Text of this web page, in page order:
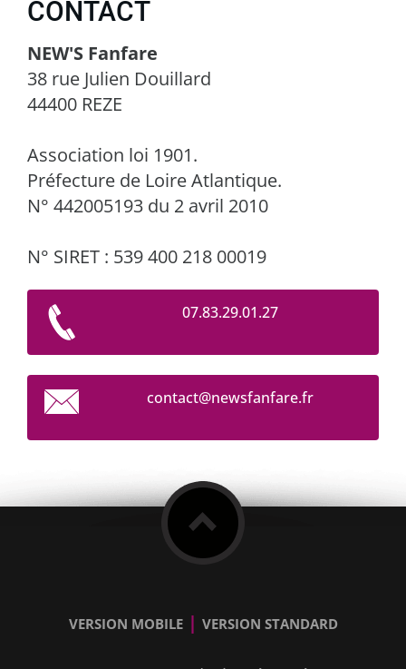
CONTACT
NEW'S Fanfare
38 rue Julien Douillard
44400 REZE
Association loi 1901.
Préfecture de Loire Atlantique.
N° 442005193 du 2 avril 2010
N° SIRET : 539 400 218 00019
07.83.29.01.27
contact@newsfanfare.fr
VERSION MOBILE | VERSION STANDARD